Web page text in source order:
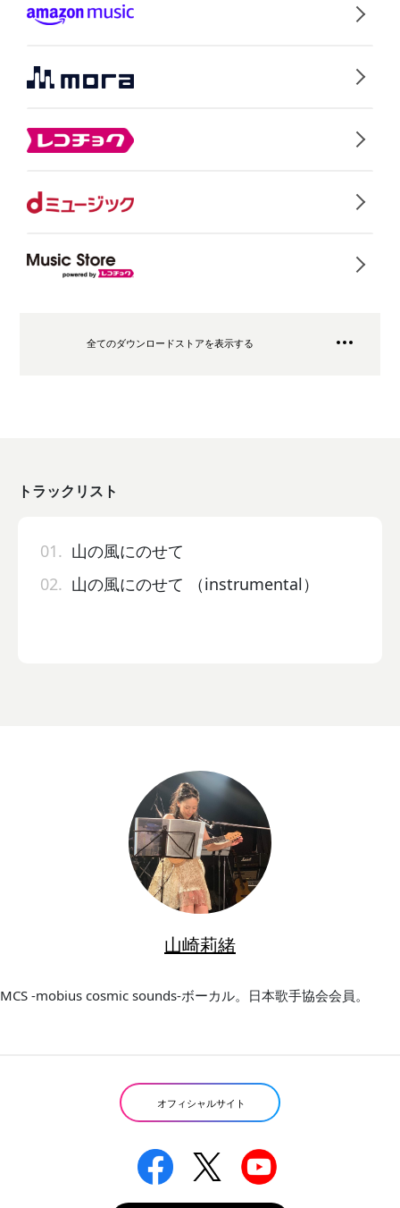
全てのダウンロードストアを表示する
トラックリスト
01. 山の風にのせて
02. 山の風にのせて （instrumental）
山崎莉緒
MCS -mobius cosmic sounds-ボーカル。日本歌手協会会員。
オフィシャルサイト